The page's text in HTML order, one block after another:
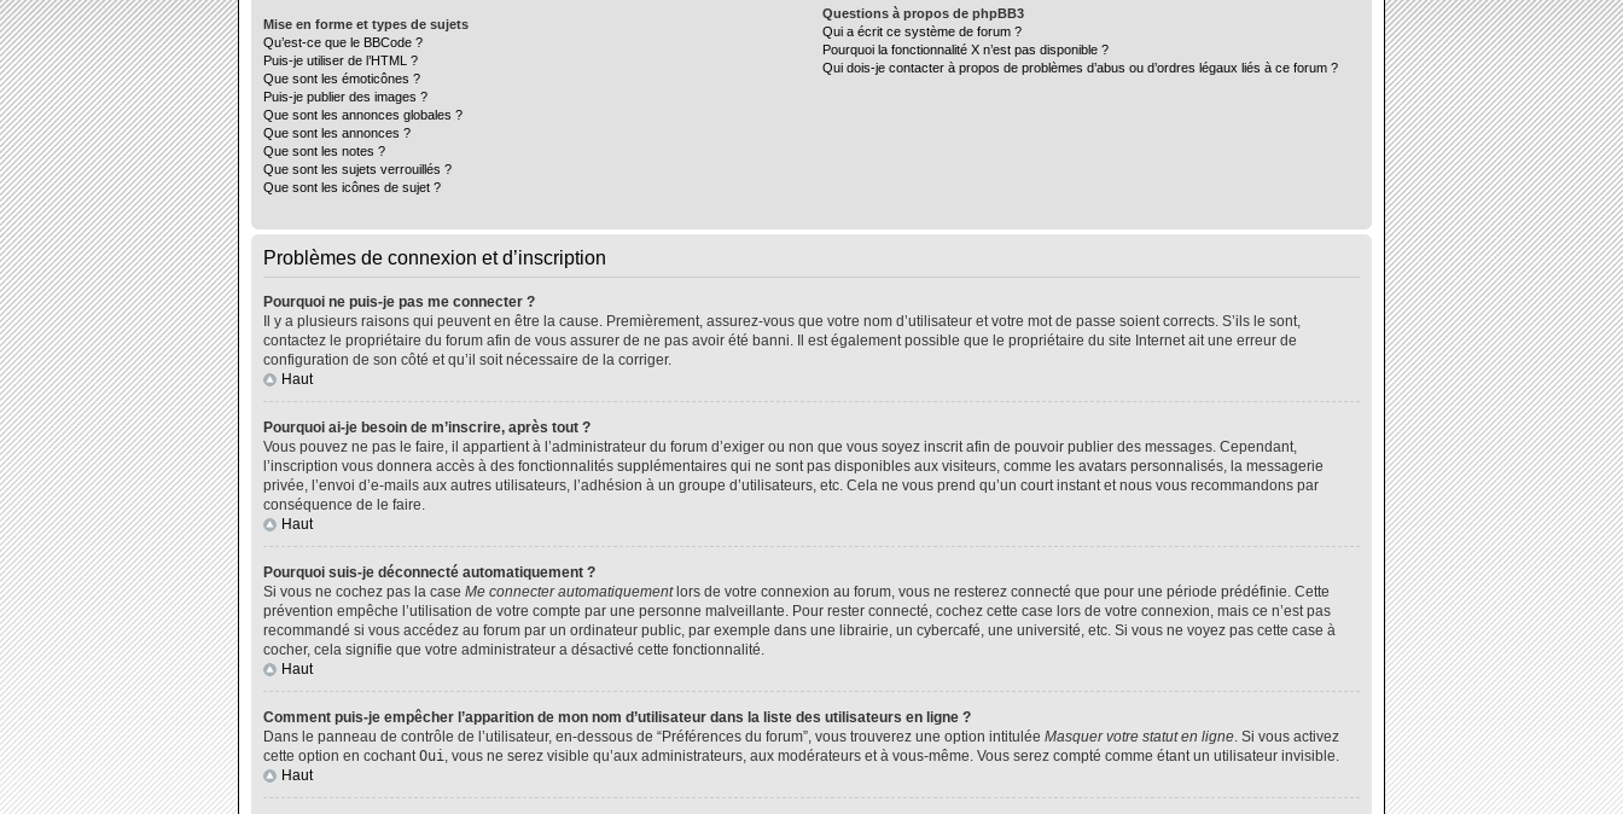
Mise en forme et types de sujets
Qu’est-ce que le BBCode ?
Puis-je utiliser de l’HTML ?
Que sont les émoticônes ?
Puis-je publier des images ?
Que sont les annonces globales ?
Que sont les annonces ?
Que sont les notes ?
Que sont les sujets verrouillés ?
Que sont les icônes de sujet ?
Questions à propos de phpBB3
Qui a écrit ce système de forum ?
Pourquoi la fonctionnalité X n’est pas disponible ?
Qui dois-je contacter à propos de problèmes d’abus ou d’ordres légaux liés à ce forum ?
Problèmes de connexion et d’inscription
Pourquoi ne puis-je pas me connecter ?
Il y a plusieurs raisons qui peuvent en être la cause. Premièrement, assurez-vous que votre nom d’utilisateur et votre mot de passe soient corrects. S’ils le sont,
contactez le propriétaire du forum afin de vous assurer de ne pas avoir été banni. Il est également possible que le propriétaire du site Internet ait une erreur de
configuration de son côté et qu’il soit nécessaire de la corriger.
Haut
Pourquoi ai-je besoin de m’inscrire, après tout ?
Vous pouvez ne pas le faire, il appartient à l’administrateur du forum d’exiger ou non que vous soyez inscrit afin de pouvoir publier des messages. Cependant,
l’inscription vous donnera accès à des fonctionnalités supplémentaires qui ne sont pas disponibles aux visiteurs, comme les avatars personnalisés, la messagerie
privée, l’envoi d’e-mails aux autres utilisateurs, l’adhésion à un groupe d’utilisateurs, etc. Cela ne vous prend qu’un court instant et nous vous recommandons par
conséquence de le faire.
Haut
Pourquoi suis-je déconnecté automatiquement ?
Si vous ne cochez pas la case Me connecter automatiquementlors de votre connexion au forum, vous ne resterez connecté que pour une période prédéfinie. Cette
prévention empêche l’utilisation de votre compte par une personne malveillante. Pour rester connecté, cochez cette case lors de votre connexion, mais ce n’est pas
recommandé si vous accédez au forum par un ordinateur public, par exemple dans une librairie, un cybercafé, une université, etc. Si vous ne voyez pas cette case à
cocher, cela signifie que votre administrateur a désactivé cette fonctionnalité.
Haut
Comment puis-je empêcher l’apparition de mon nom d’utilisateur dans la liste des utilisateurs en ligne ?
Dans le panneau de contrôle de l’utilisateur, en-dessous de “Préférences du forum”, vous trouverez une option intitulée Masquer votre statut en ligne. Si vous activez
cette option en cochantOui, vous ne serez visible qu’aux administrateurs, aux modérateurs et à vous-même. Vous serez compté comme étant un utilisateur invisible.
Haut